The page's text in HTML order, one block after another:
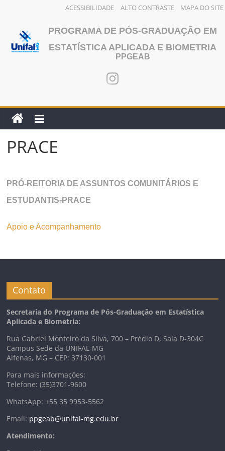
ACESSIBILIDADE ALTO CONTRASTE MAPA DO SITE
PROGRAMA DE PÓS-GRADUAÇÃO EM
ESTATÍSTICA APLICADA E BIOMETRIA
PPGEAB
PRACE
PRÓ-REITORIA DE ASSUNTOS COMUNITÁRIOS E
ESTUDANTIS-PRACE
Apoio e Acompanhamento
Contato
Secretaria do Programa de Pós-Graduação em Estatística
Aplicada e Biometria:
Rua Gabriel Monteiro da Silva, 700 – Prédio D, Sala D-304C
Campus Sede da UNIFAL-MG
Alfenas, MG – CEP: 37130-001
Para mais informações:
Telefone: (35)3701-9600
WhatsApp: +55 35 9953-5562
Email: ppgeab@unifal-mg.edu.br
Atendimento: